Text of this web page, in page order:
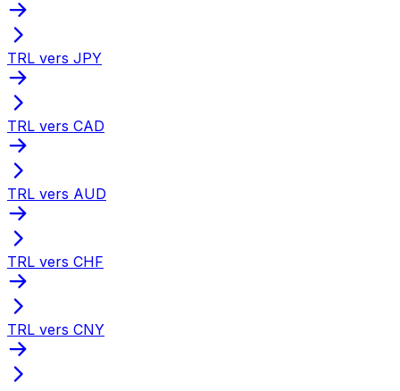
TRL vers JPY
TRL vers CAD
TRL vers AUD
TRL vers CHF
TRL vers CNY